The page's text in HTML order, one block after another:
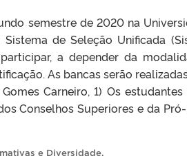
semestre de 2020 na
de Seleção Unificada
a depender da
As bancas serão
Carneiro, 1) Os
Conselhos Superiores e da
e Diversidade.